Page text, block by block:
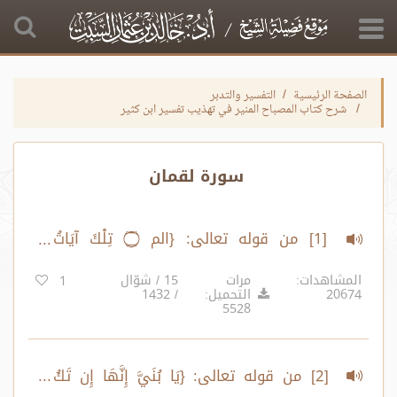
الصفحة الرئيسية التفسير والتدبر
شرح كتاب المصباح المنير في تهذيب تفسير ابن كثير
سورة لقمان
‏ [1] من قوله تعالى: {الم ۝ تِلْكَ آيَاتُ
الْكِتَابِ الْحَكِيمِ} الآية:1 إلى قوله تعالى: {ثُمَّ
إِلَيَّ مَرْجِعُكُمْ فَأُنَبِّئُكُم بِمَا كُنتُمْ تَعْمَلُونَ}
المشاهدات:
20674
مرات
التحميل:
5528
15 / شوّال
/ 1432
1
‏ [2] من قوله تعالى: {يَا بُنَيَّ إِنَّهَا إِن تَكُ